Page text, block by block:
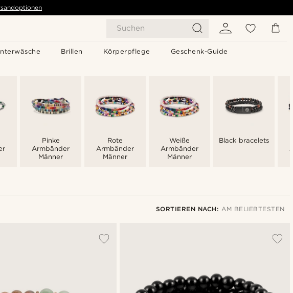
Suchen
Brillen Körperpflege Geschenk-Guide
Pinke
Armbänder
Männer
Rote
Armbänder
Männer
Weiße
Armbänder
Männer
Black bracelets
SORTIEREN NACH: AM BELIEBTESTEN
Höchster Preis